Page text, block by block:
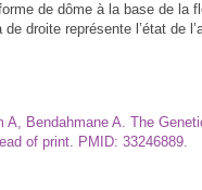
de dôme à la base de
droite représente l’état de
Bendahmane A. The
of print. PMID: 33246889.